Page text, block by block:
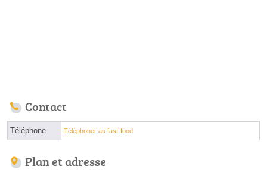
Contact
Téléphone Téléphoner au fast-food
Plan et adresse